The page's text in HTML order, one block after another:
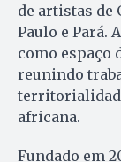
de artistas de
Paulo e Pará.
como espaço
reunindo
africana.
Fundado em